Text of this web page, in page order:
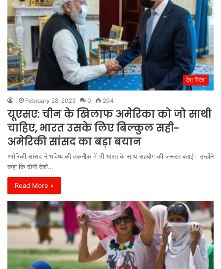
देश विदेश
February 28, 2023 0 204
यूएसए: चीन के खिलाफ अमेरिका को जो साथी
चाहिए, भारत उसके लिए बिल्कुल सही-
अमेरिकी सांसद का बड़ा बयान
अमेरिकी सांसद ने भविष्य की तकनीक में भी भारत के साथ सहयोग की जरूरत बताई। उन्होंने
कहा कि दोनों देशों…
Read More »